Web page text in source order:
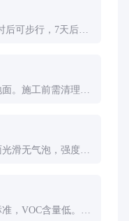
后可步行，7天后达
。施工前需清理干
滑无气泡，强度
，VOC含量低。但